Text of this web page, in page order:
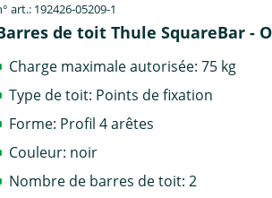
art.: 192426-05209-1
de toit Thule SquareBar -
Charge maximale autorisée: 75 kg
Type de toit: Points de fixation
Forme: Profil 4 arêtes
Couleur: noir
Nombre de barres de toit: 2